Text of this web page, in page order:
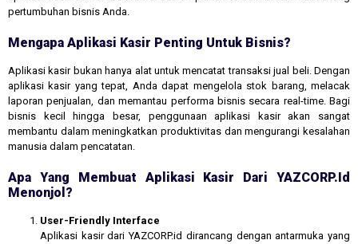
pertumbuhan bisnis Anda.
Mengapa Aplikasi Kasir Penting Untuk Bisnis?
Aplikasi kasir bukan hanya alat untuk mencatat transaksi jual beli. Dengan
aplikasi kasir yang tepat, Anda dapat mengelola stok barang, melacak
laporan penjualan, dan memantau performa bisnis secara real-time. Bagi
bisnis kecil hingga besar, penggunaan aplikasi kasir akan sangat
membantu dalam meningkatkan produktivitas dan mengurangi kesalahan
manusia dalam pencatatan.
Apa Yang Membuat Aplikasi Kasir Dari YAZCORP.id
Menonjol?
User-Friendly Interface
Aplikasi kasir dari YAZCORP.id dirancang dengan antarmuka yang